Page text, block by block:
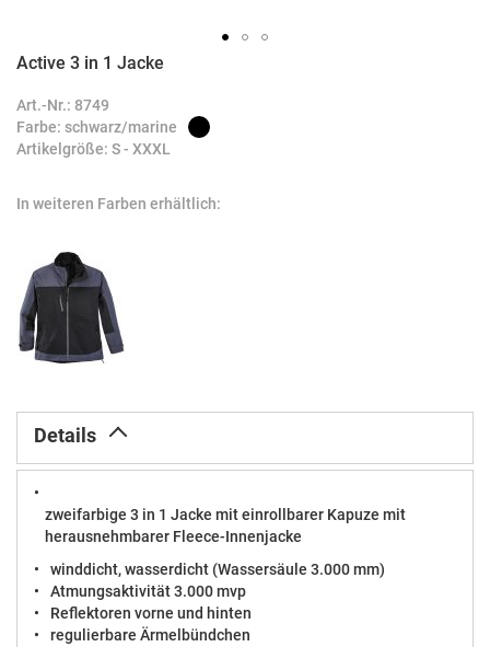
Active 3 in 1 Jacke
Art.-Nr.: 8749
Farbe: schwarz/marine
Artikelgröße: S - XXXL
Zum
der
Bildergalerie
springen
In weiteren Farben erhältlich:
Details
zweifarbige 3 in 1 Jacke mit einrollbarer Kapuze mit
herausnehmbarer Fleece-Innenjacke
winddicht, wasserdicht (Wassersäule 3.000 mm)
Atmungsaktivität 3.000 mvp
Reflektoren vorne und hinten
regulierbare Ärmelbündchen